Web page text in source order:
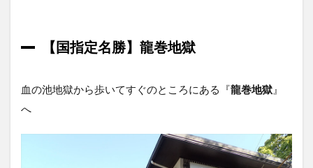
【国指定名勝】龍巻地獄
血の池地獄から歩いてすぐのところにある『龍巻地獄 』
へ